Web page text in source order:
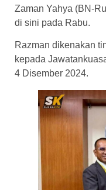
Zaman Yahya (BN-
di sini pada Rabu.
Razman dikenakan
kepada
4 Disember 2024.